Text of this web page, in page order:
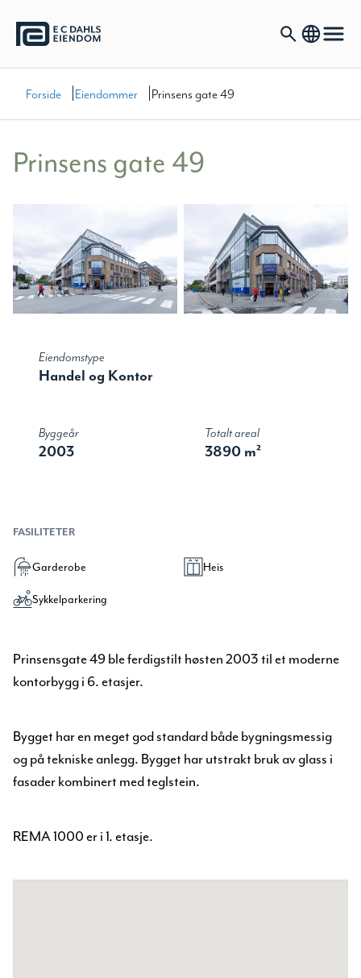
Forside |Eiendommer |Prinsens gate 49
Prinsens gate 49
Byggeår
2003
Totalt areal
3890 m²
Eiendomstype
Handel og Kontor
FASILITETER
Garderobe Heis
Sykkelparkering
Prinsensgate 49 ble ferdigstilt høsten 2003 til et moderne
kontorbygg i 6. etasjer.
Bygget har en meget god standard både bygningsmessig
og på tekniske anlegg. Bygget har utstrakt bruk av glass i
fasader kombinert med teglstein.
REMA 1000 er i 1. etasje.